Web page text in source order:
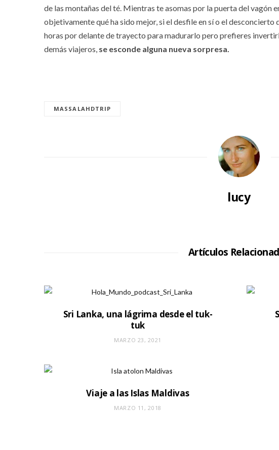
de las montañas del té. Mientras te asomas por la puerta del vagón
objetivamente qué ha sido mejor, si el desfile en sí o el desconcierto
horas por delante de trayecto para madurarlo pero prefieres
demás viajeros, se esconde alguna nueva sorpresa.
MASSALAHDTRIP
lucy
Artículos
Sri Lanka, una lágrima desde el tuk-
tuk
MARZO 23, 2021
Viaje a las Islas Maldivas
MARZO 11, 2018